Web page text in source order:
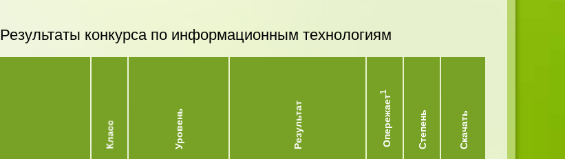
Результаты конкурса по информационным технологиям
Класс Уровень Результат Опережает
1
Степень Скачать